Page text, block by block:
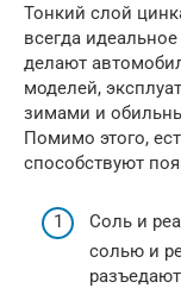
Тонкий слой
всегда
делают
моделей,
зимами и
Помимо этого,
способствуют
Соль и
солью и